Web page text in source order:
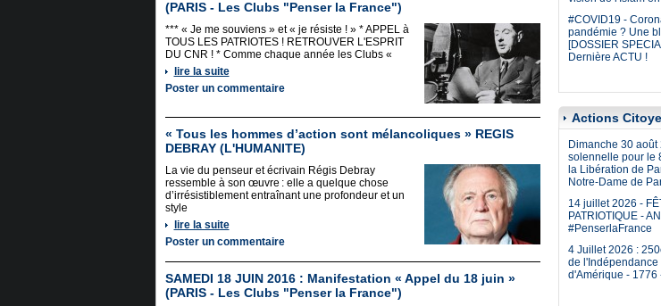
(PARIS - Les Clubs "Penser la France")
*** « Je me souviens » et « je résiste ! » * APPEL à
TOUS LES PATRIOTES ! RETROUVER L'ESPRIT
DU CNR ! * Comme chaque année les Clubs «
lire la suite
Poster un commentaire
« Tous les hommes d’action sont mélancoliques » REGIS
DEBRAY (L'HUMANITE)
La vie du penseur et écrivain Régis Debray
ressemble à son œuvre : elle a quelque chose
d’irrésistiblement entraînant une profondeur et un
style
lire la suite
Poster un commentaire
SAMEDI 18 JUIN 2016 : Manifestation « Appel du 18 juin »
(PARIS - Les Clubs "Penser la France")
#COVID19 -
pandémie ? Une
[DOSSIER
Dernière ACTU !
Actions
Dimanche 30 août
solennelle pour le
la Libération de
Notre-Dame de
14 juillet 2026 -
PATRIOTIQUE -
#PenserlaFrance
4 Juillet 2026 :
de l'Indépendance
d'Amérique - 1776